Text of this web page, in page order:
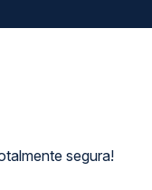
segura!